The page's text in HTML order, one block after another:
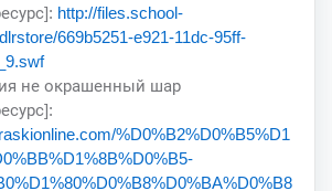
http://files.school-
669b5251-e921-11dc-95ff-
не окрашенный шар
%D0%B2%D0%B5%D1